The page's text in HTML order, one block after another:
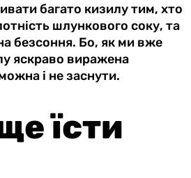
багато кизилу тим, хто
шлункового соку, та
безсоння. Бо, як ми вже
яскраво виражена
і не заснути.
їсти